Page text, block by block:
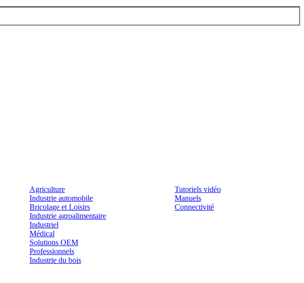
Agriculture
Industrie automobile
Bricolage et Loisirs
Industrie agroalimentaire
Industriel
Médical
Solutions OEM
Professionnels
Industrie du bois
Tutoriels vidéo
Manuels
Connectivité